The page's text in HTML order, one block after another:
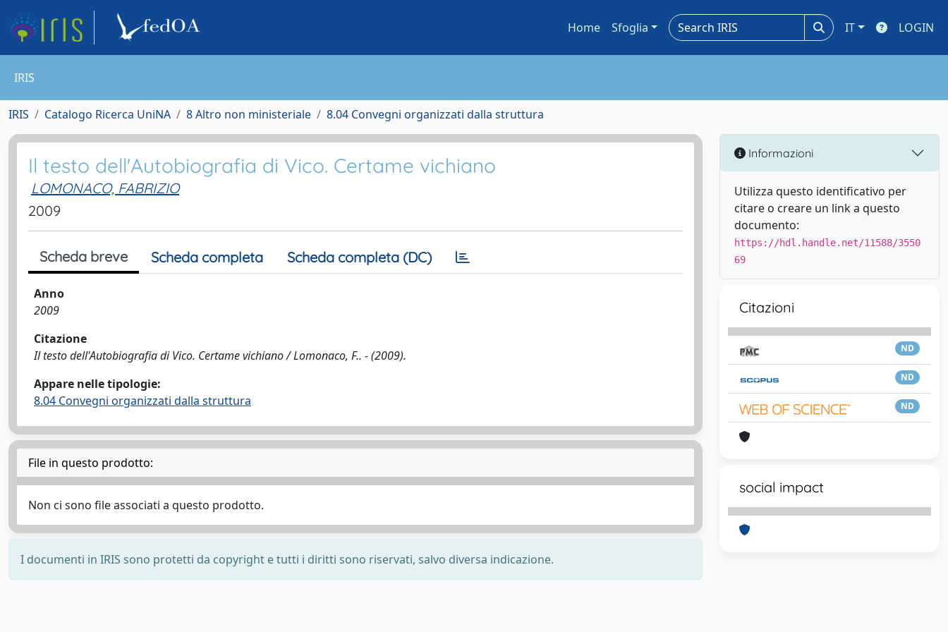
Home Sfoglia IT LOGIN
IRIS
IRIS Catalogo Ricerca UniNA 8 Altro non ministeriale 8.04 Convegni organizzati dalla struttura
Il testo dell'Autobiografia di Vico. Certame vichiano
LOMONACO, FABRIZIO
2009
Scheda breve Scheda completa Scheda completa (DC)
Anno
2009
Citazione
Il testo dell'Autobiografia di Vico. Certame vichiano / Lomonaco, F.. - (2009).
Appare nelle tipologie:
8.04 Convegni organizzati dalla struttura
File in questo prodotto:
Non ci sono file associati a questo prodotto.
I documenti in IRIS sono protetti da copyright e tutti i diritti sono riservati, salvo diversa indicazione.
Informazioni
Utilizza questo identificativo per
citare o creare un link a questo
documento:
https://hdl.handle.net/11588/3550
69
Citazioni
ND
ND
ND
social impact